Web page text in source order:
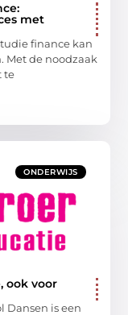
met
finance kan
Met de noodzaak
te
ONDERWIJS
ook voor
Dansen is een